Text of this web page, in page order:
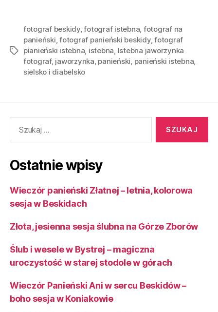
fotograf beskidy,fotograf istebna fotograf na
panieński ,fotograf panieński beskidy,fotograf
pianieński istebna istebna Istebna jaworzynka
fotograf, jaworzynka panieński panieński istebna
sielsko i diabelsko
Ostatnie wpisy
Wieczór panieński Złatnej – letnia, kolorowa
sesja w Beskidach
Złota, jesienna sesja ślubna na Górze Zborów
Ślub i wesele w Bystrej – magiczna
uroczystość w starej stodole w górach
Wieczór Panieński Ani w sercu Beskidów –
boho sesja w Koniakowie